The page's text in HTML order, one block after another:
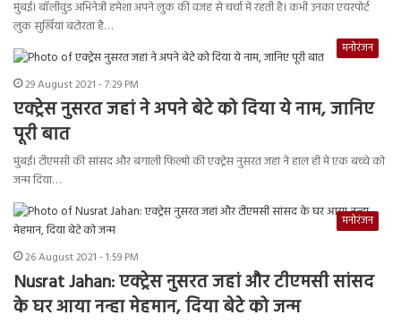
मुंबई। बॉलीवुड अभिनेत्री हमेशा अपने लुक की वजह से चर्चा में रहती है। कभी उनका एयरपोर्ट
लुक सुर्खियां बटोरता है…
मनोरंजन
29 August 2021 - 7:29 PM
एक्ट्रेस नुसरत जहां ने अपने बेटे को दिया ये नाम, जानिए
पूरी बात
मुंबई। टीएमसी की सांसद और बंगाली फिल्मों की एक्ट्रेस नुसरत जहां ने हाल ही में एक बच्चे को
जन्म दिया…
मनोरंजन
26 August 2021 - 1:59 PM
Nusrat Jahan: एक्ट्रेस नुसरत जहां और टीएमसी सांसद
के घर आया नन्हा मेहमान, दिया बेटे को जन्म